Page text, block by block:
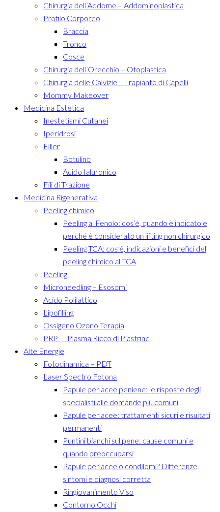
Chirurgia dell’Addome – Addominoplastica
Profilo Corporeo
Braccia
Tronco
Cosce
Chirurgia dell’Orecchio – Otoplastica
Chirurgia delle Calvizie – Trapianto di Capelli
Mommy Makeover
Medicina Estetica
Inestetismi Cutanei
Iperidrosi
Filler
Botulino
Acido Ialuronico
Fili di Trazione
Medicina Rigenerativa
Peeling chimico
Peeling al Fenolo: cos’è, quando è indicato e
perché è considerato un lifting non chirurgico
Peeling TCA: cos’è, indicazioni e benefici del
peeling chimico al TCA
Peeling
Microneedling – Esosomi
Acido Polilattico
Lipofilling
Ossigeno Ozono Terapia
PRP — Plasma Ricco di Piastrine
Alte Energie
Fotodinamica – PDT
Laser Spectro Fotona
Papule perlacee peniene: le risposte degli
specialisti alle domande più comuni
Papule perlacee: trattamenti sicuri e risultati
permanenti
Puntini bianchi sul pene: cause comuni e
quando preoccuparsi
Papule perlacee o condilomi? Differenze,
sintomi e diagnosi corretta
Ringiovanimento Viso
Contorno Occhi